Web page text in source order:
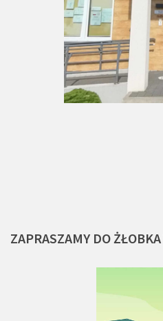
ZAPRASZAMY DO ŻŁOBKA